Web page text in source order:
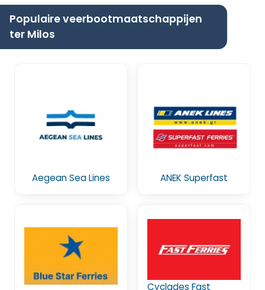
Populaire veerbootmaatschappijen
ter Milos
Aegean Sea Lines ANEK Superfast
Cyclades Fast